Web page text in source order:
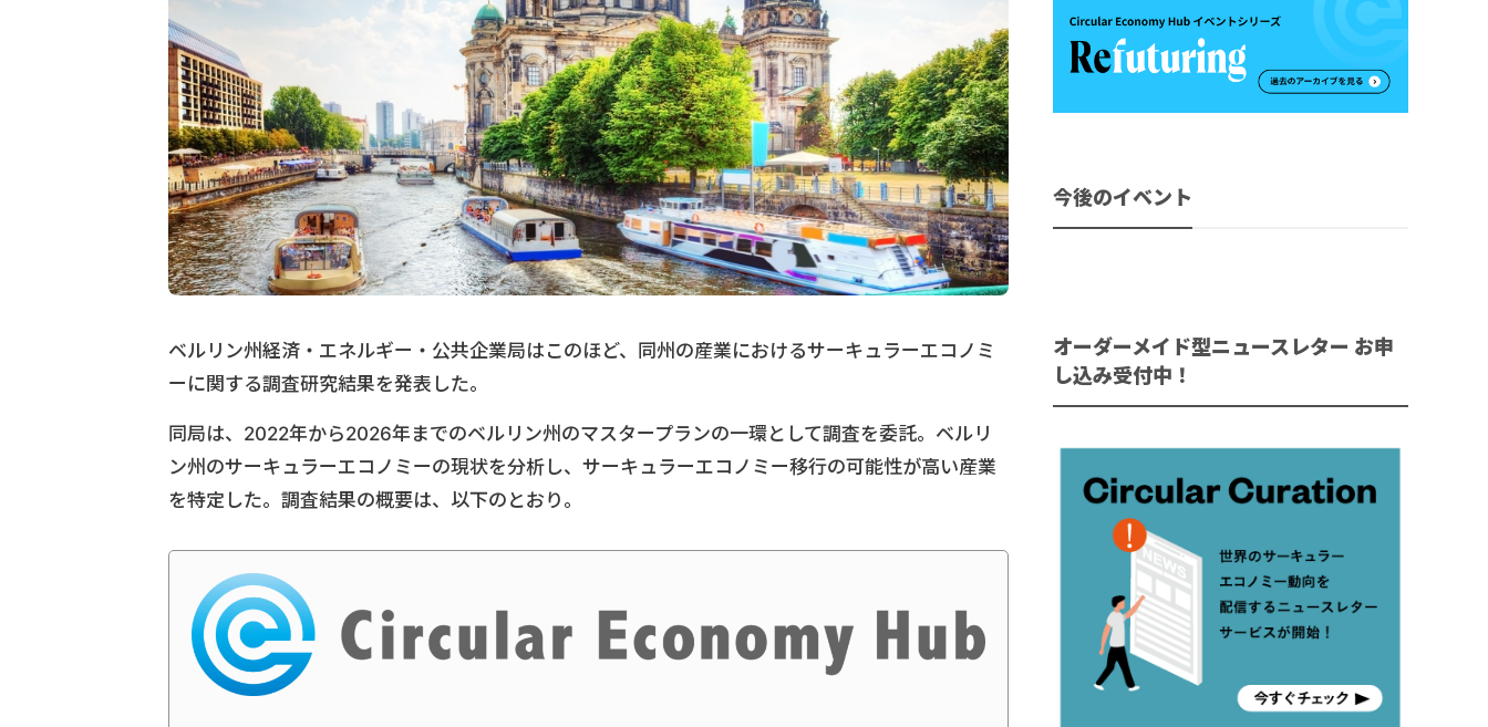
ベルリン州経済・エネルギー・公共企業局はこのほど、同州の産業におけるサーキュラーエコノミ
ーに関する調査研究結果を発表した。
同局は、2022年から2026年までのベルリン州のマスタープランの一環として調査を委託。ベルリ
ン州のサーキュラーエコノミーの現状を分析し、サーキュラーエコノミー移行の可能性が高い産業
を特定した。調査結果の概要は、以下のとおり。
今後のイベント
オーダーメイド型ニュースレター お申
し込み受付中！